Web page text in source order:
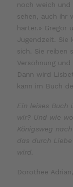
noch weich und
sehen, auch ihr
härter.» Gregor
Jugendzeit. Sie
sich. Sie reiben
Versöhnung
Dann wird
kann im Buch
Ein leises Buch
wir? Und wie
Königsweg
das durch
wird.
Dorothee